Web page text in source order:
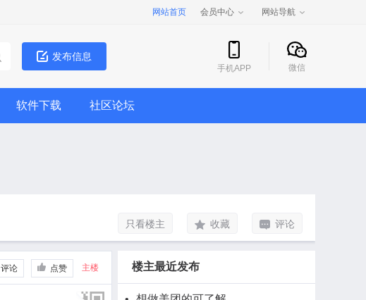
网站首页 会员中心 网站导航
发布信息
手机APP 微信
软件下载 社区论坛
只看楼主 收藏 评论
评论 点赞 主楼 楼主最近发布